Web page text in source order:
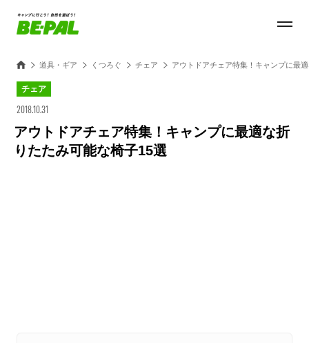
道具・ギア くつろぐ チェア アウトドアチェア特集！キャンプに最
チェア
2018.10.31
アウトドアチェア特集！キャンプに最適な折
りたたみ可能な椅子15選